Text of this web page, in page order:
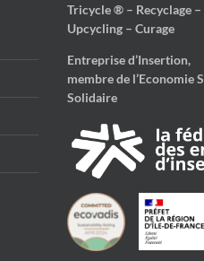
Tricycle ® – Recyclage
Upcycling – Curage
Entreprise d’Insertion,
membre de l’Economie
Solidaire